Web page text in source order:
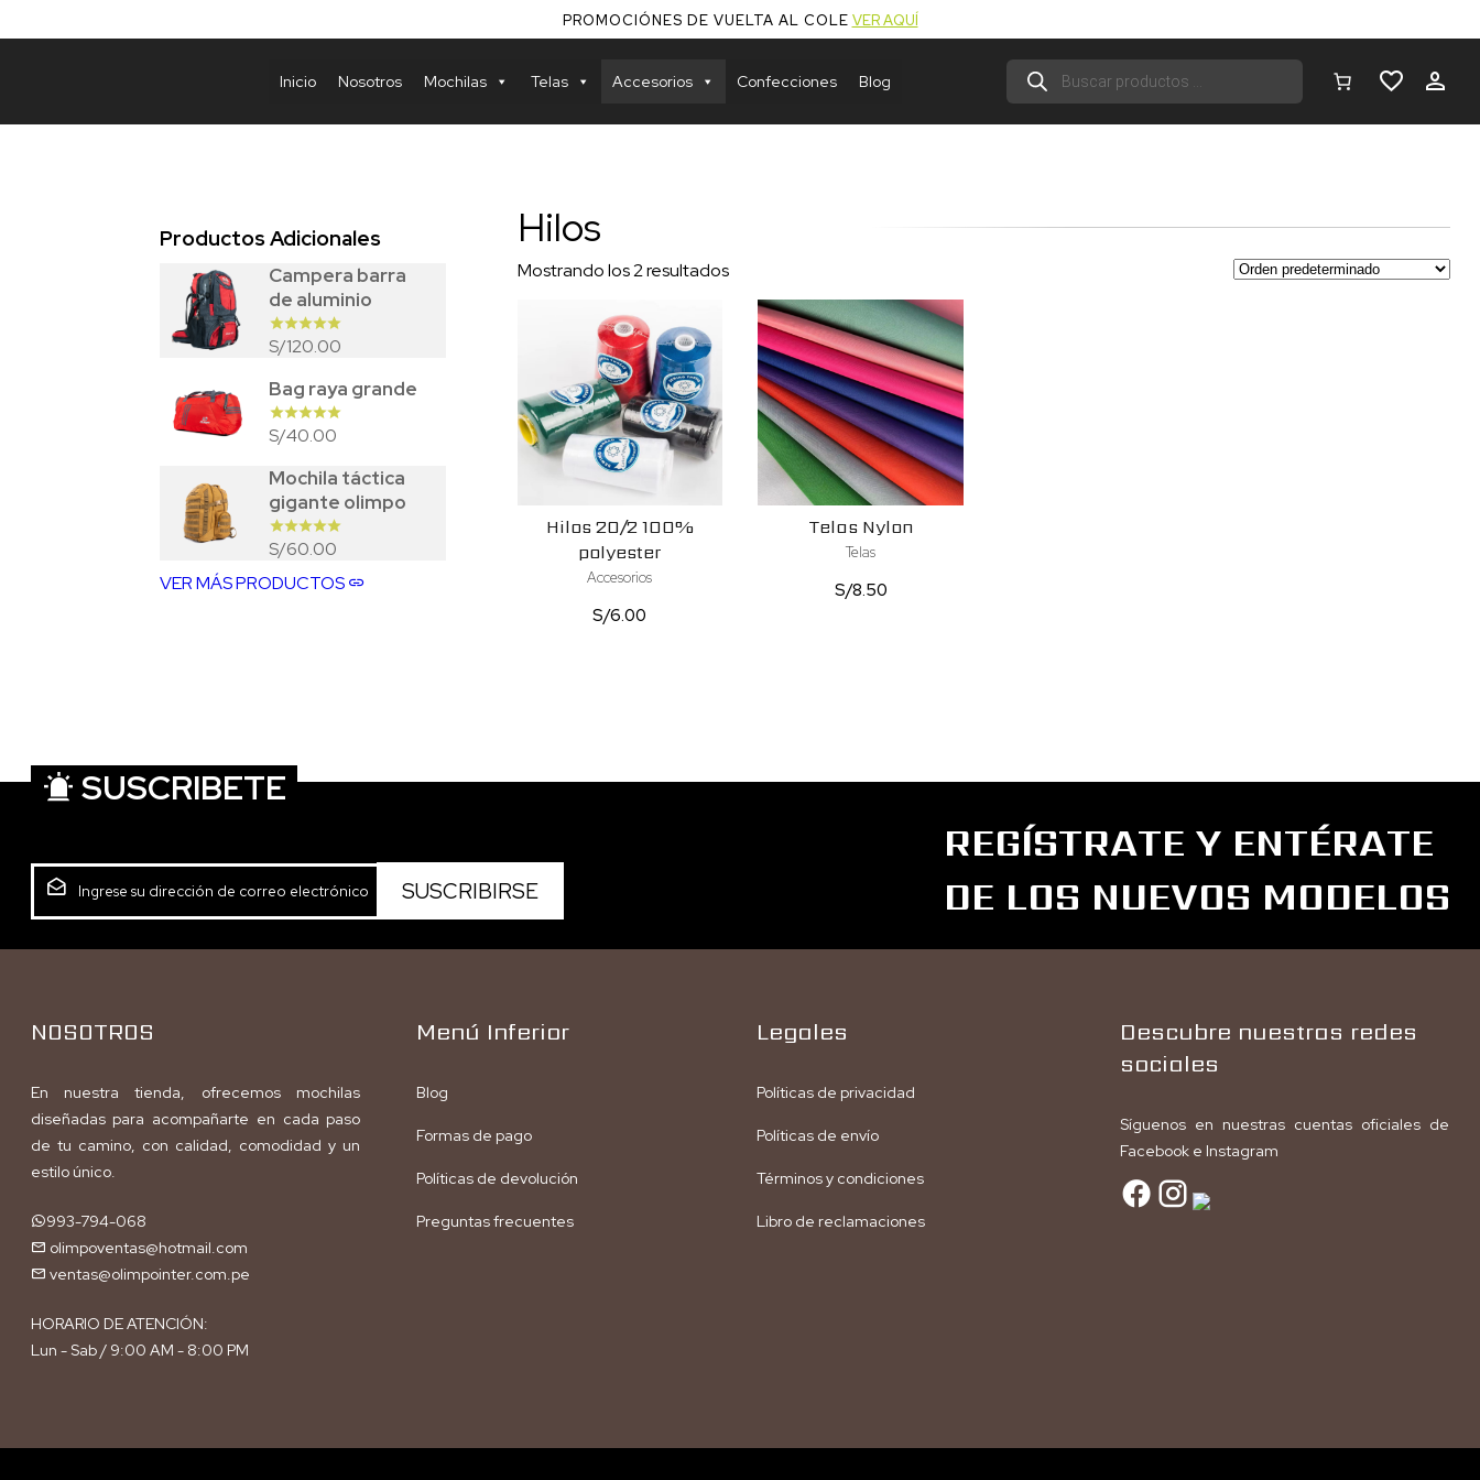
PROMOCIÓNES DE VUELTA AL COLE VER AQUÍ
Inicio Nosotros Mochilas Telas Accesorios Confecciones Blog
Búsqueda
de
productos
Hilos
Mostrando los 2 resultados
Hilos 20/2 100%
polyester
Accesorios
S/6.00
Telas Nylon
Telas
S/8.50
Productos Adicionales
Campera barra
de aluminio
S/120.00
Bag raya grande
S/40.00
Mochila táctica
gigante olimpo
S/60.00
VER MÁS PRODUCTOS
SUSCRIBETE
REGÍSTRATE Y ENTÉRATE
DE LOS NUEVOS MODELOS
NOSOTROS
En nuestra tienda, ofrecemos mochilas
diseñadas para acompañarte en cada paso
de tu camino, con calidad, comodidad y un
estilo único.
993-794-068
olimpoventas@hotmail.com
ventas@olimpointer.com.pe
HORARIO DE ATENCIÓN:
Lun - Sab / 9:00 AM - 8:00 PM
Menú Inferior
Blog
Formas de pago
Políticas de devolución
Preguntas frecuentes
Legales
Políticas de privacidad
Políticas de envío
Términos y condiciones
Libro de reclamaciones
Descubre nuestras redes
sociales
Síguenos en nuestras cuentas oficiales de
Facebook e Instagram